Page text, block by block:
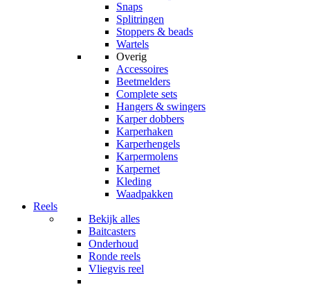
Snaps
Splitringen
Stoppers & beads
Wartels
Overig
Accessoires
Beetmelders
Complete sets
Hangers & swingers
Karper dobbers
Karperhaken
Karperhengels
Karpermolens
Karpernet
Kleding
Waadpakken
Reels
Bekijk alles
Baitcasters
Onderhoud
Ronde reels
Vliegvis reel